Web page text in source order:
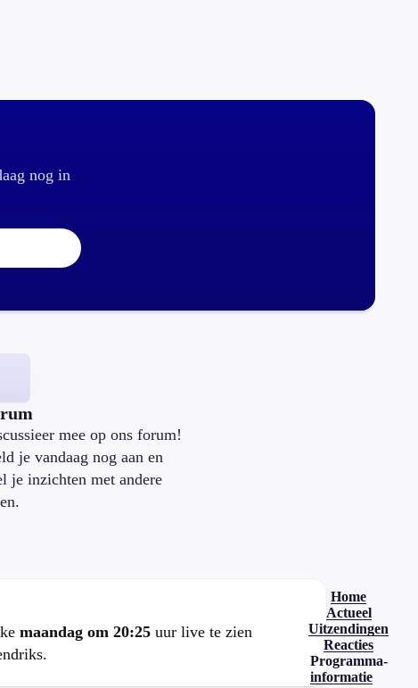
nog in
mee op ons forum!
je vandaag nog aan en
je inzichten met andere
maandag om 20:25 uur live te zien
Home
Actueel
Uitzendingen
Reacties
Programma-
informatie